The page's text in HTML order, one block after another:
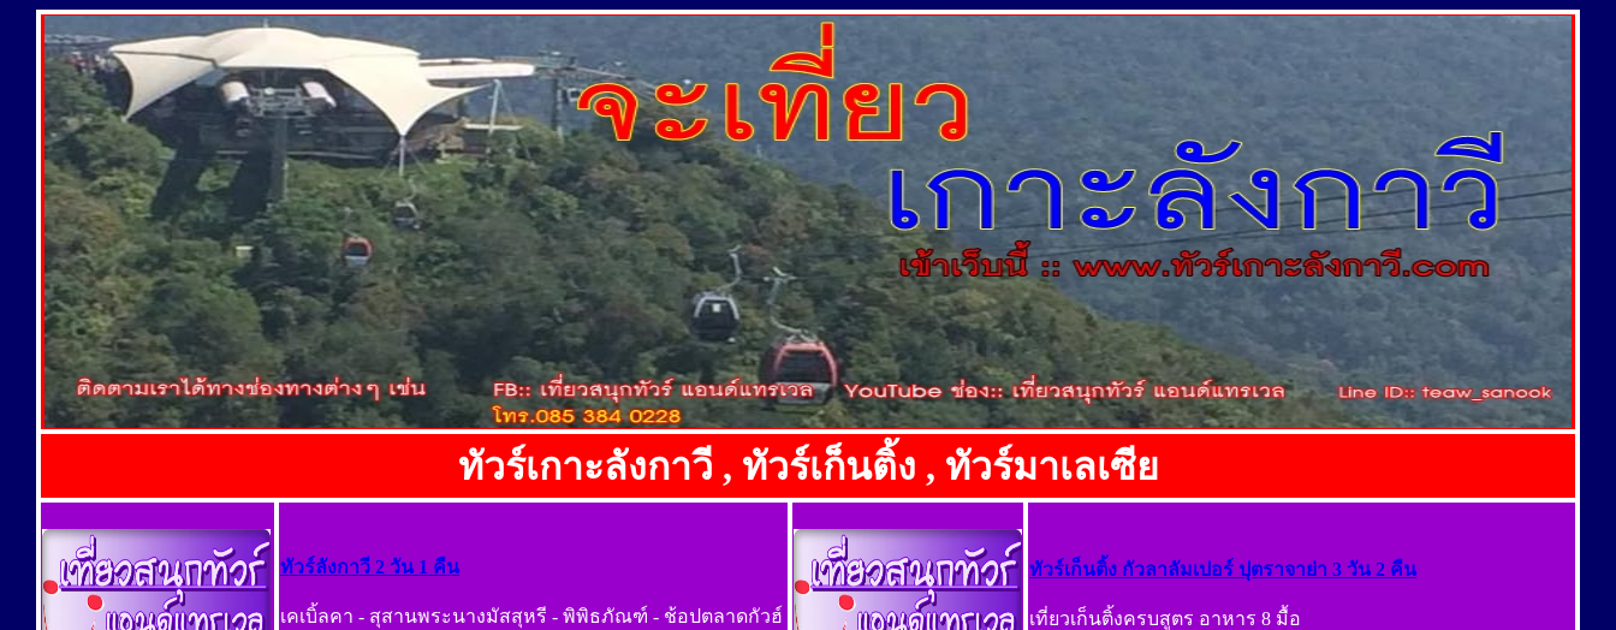
ทัวร์เกาะลังกาวี , ทัวร์เก็นติ้ง , ทัวร์มาเลเซีย
ทัวร์ลังกาวี 2 วัน 1 คืน
เคเบิ้ลคา - สุสานพระนางมัสสุหรี - พิพิธภัณฑ์ - ช้อปตลาดกัวฮ์
ทัวร์เก็นติ้ง กัวลาลัมเปอร์ ปุตราจาย่า 3 วัน 2 คืน
เที่ยวเก็นติ้งครบสูตร อาหาร 8 มื้อ